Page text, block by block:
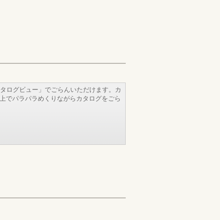
ログビュー」でごらんいただけます。カ
でパラパラめくりながらカタログをごら